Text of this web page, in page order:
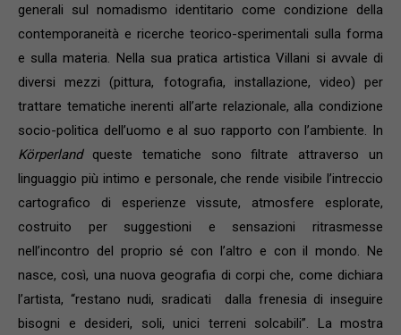
generali sul nomadismo identitario come condizione della
contemporaneità e ricerche teorico-sperimentali sulla forma
e sulla materia. Nella sua pratica artistica Villani si avvale di
diversi mezzi (pittura, fotografia, installazione, video) per
trattare tematiche inerenti all’arte relazionale, alla condizione
socio-politica dell’uomo e al suo rapporto con l’ambiente. In
Körperland queste tematiche sono filtrate attraverso un
linguaggio più intimo e personale, che rende visibile l’intreccio
cartografico di esperienze vissute, atmosfere esplorate,
costruito per suggestioni e sensazioni ritrasmesse
nell’incontro del proprio sé con l’altro e con il mondo. Ne
nasce, così, una nuova geografia di corpi che, come dichiara
l’artista, “restano nudi, sradicati dalla frenesia di inseguire
bisogni e desideri, soli, unici terreni solcabili”. La mostra